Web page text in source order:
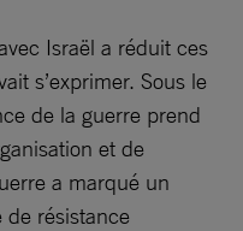
Israël a réduit ces
s’exprimer. Sous le
de la guerre prend
et de
a marqué un
de résistance